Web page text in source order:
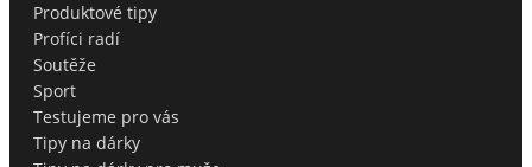
Produktové tipy
Profíci radí
Soutěže
Sport
Testujeme pro vás
Tipy na dárky